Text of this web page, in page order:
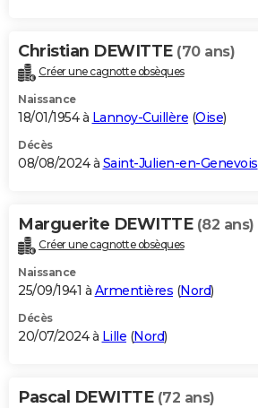
Christian DEWITTE (70 ans)
Créer une cagnotte obsèques
Naissance
18/01/1954 à Lannoy-Cuillère (Oise)
Décès
08/08/2024 à Saint-Julien-en-Genevois
Marguerite DEWITTE (82 ans)
Créer une cagnotte obsèques
Naissance
25/09/1941 à Armentières (Nord)
Décès
20/07/2024 à Lille (Nord)
Pascal DEWITTE (72 ans)